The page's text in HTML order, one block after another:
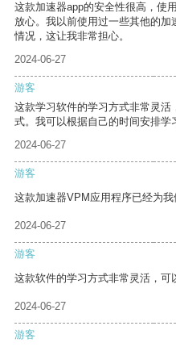
这款加速器app的安全性很高，使
放心。我以前使用过一些其他的
情况，这让我非常担心。
2024-06-27
游客
这款学习软件的学习方式非常灵
式。我可以根据自己的时间安排学
2024-06-27
游客
这款加速器VPM应用程序已经为我
2024-06-27
游客
这款软件的学习方式非常灵活，可
2024-06-27
游客